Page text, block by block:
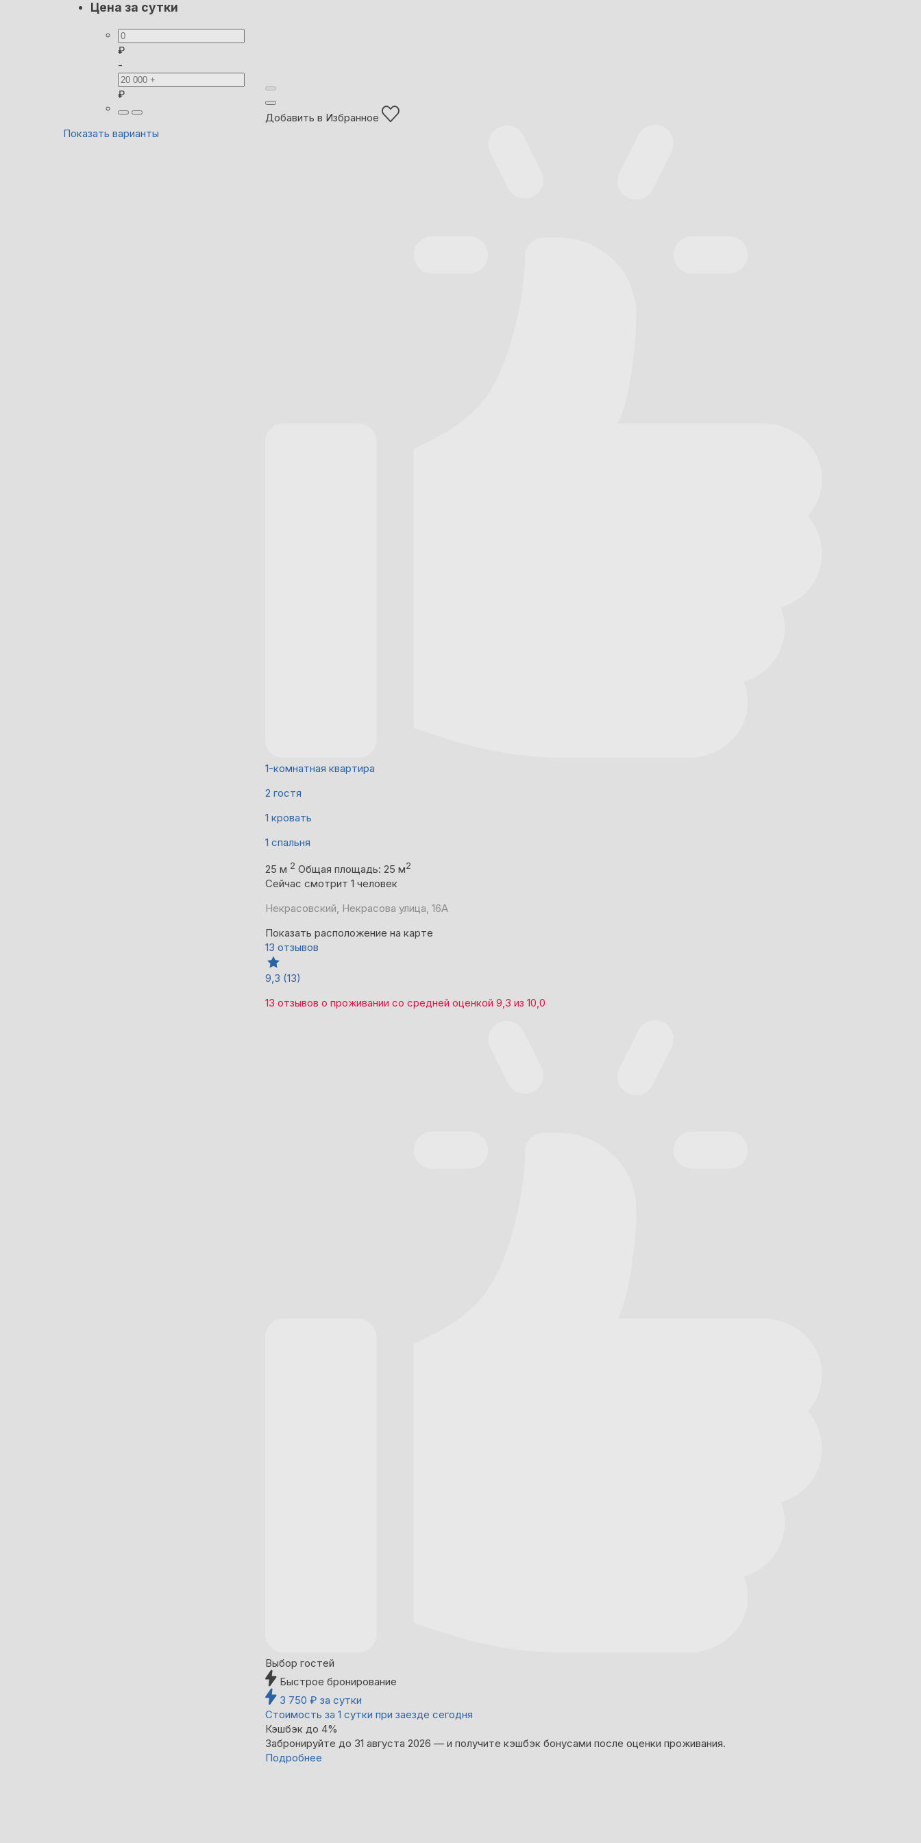
Цена за сутки
₽
-
₽
Показать варианты
Добавить в Избранное
1-комнатная квартира
2 гостя
1 кровать
1 спальня
25 м 2 Общая площадь: 25 м2
Сейчас смотрит 1 человек
Некрасовский, Некрасова улица, 16А
Показать расположение на карте
13 отзывов
9,3 (13)
13 отзывов о проживании со средней оценкой 9,3 из 10,0
Выбор гостей
Быстрое бронирование
3 750 ₽ за сутки
Стоимость за 1 сутки при заезде сегодня
Кэшбэк до 4%
Забронируйте до 31 августа 2026 — и получите кэшбэк бонусами после оценки проживания.
Подробнее